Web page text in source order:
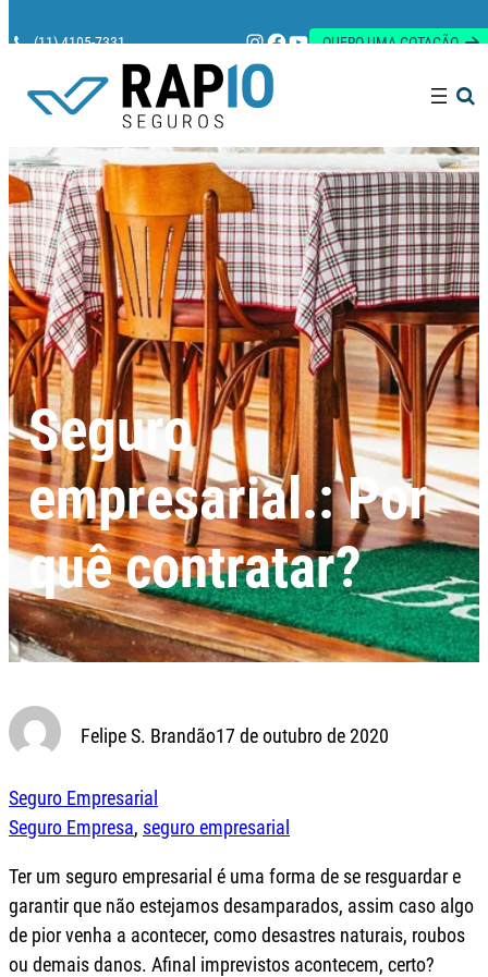
(11) 4105-7331 Instagram
Facebook
Youtube
QUERO UMA COTAÇÃO
Seguro
empresarial.: Por
quê contratar?
Felipe S. Brandão17 de outubro de 2020
Seguro Empresarial
Seguro Empresa, seguro empresarial
Ter um seguro empresarial é uma forma de se resguardar e
garantir que não estejamos desamparados, assim caso algo
de pior venha a acontecer, como desastres naturais, roubos
ou demais danos. Afinal imprevistos acontecem, certo?